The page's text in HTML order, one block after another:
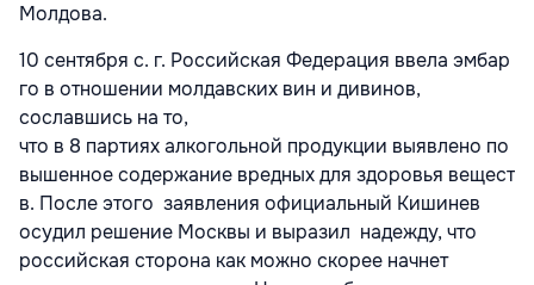
Молдова.
10 сентября с. г. Российская Федерация ввела эмбар
го в отношении молдавских вин и дивинов,
сославшись на то,
что в 8 партиях алкогольной продукции выявлено по
вышенное содержание вредных для здоровья вещест
в. После этого заявления официальный Кишинев
осудил решение Москвы и выразил надежду, что
российская сторона как можно скорее начнет